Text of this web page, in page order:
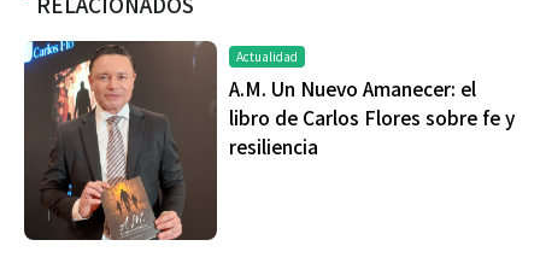
Actualidad
A.M. Un Nuevo Amanecer: el
libro de Carlos Flores sobre fe y
resiliencia